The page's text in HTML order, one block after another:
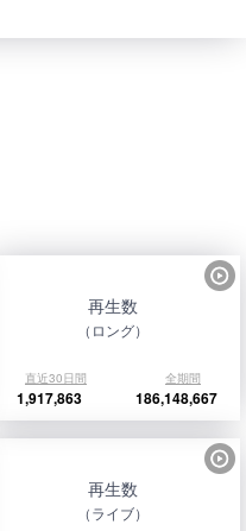
再生数
（ロング）
直近30日間 全期間
1,917,863 186,148,667
再生数
（ライブ）